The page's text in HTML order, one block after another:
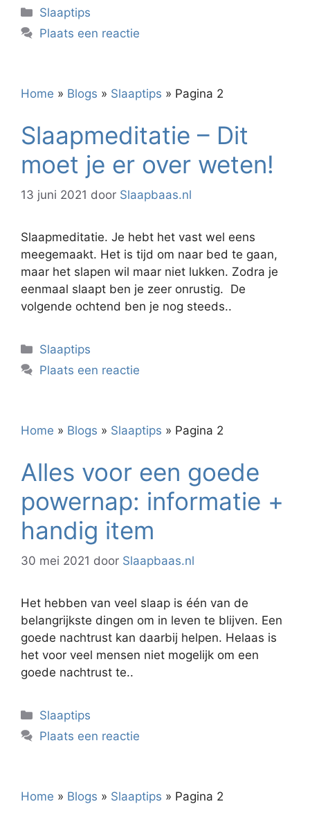
Categorieën
Slaaptips
Plaats een reactie
Home » Blogs » Slaaptips » Pagina 2
Slaapmeditatie – Dit
moet je er over weten!
13 juni 2021 door Slaapbaas.nl
Slaapmeditatie. Je hebt het vast wel eens
meegemaakt. Het is tijd om naar bed te gaan,
maar het slapen wil maar niet lukken. Zodra je
eenmaal slaapt ben je zeer onrustig. De
volgende ochtend ben je nog steeds..
Categorieën
Slaaptips
Plaats een reactie
Home » Blogs » Slaaptips » Pagina 2
Alles voor een goede
powernap: informatie +
handig item
30 mei 2021 door Slaapbaas.nl
Het hebben van veel slaap is één van de
belangrijkste dingen om in leven te blijven. Een
goede nachtrust kan daarbij helpen. Helaas is
het voor veel mensen niet mogelijk om een
goede nachtrust te..
Categorieën
Slaaptips
Plaats een reactie
Home » Blogs » Slaaptips » Pagina 2